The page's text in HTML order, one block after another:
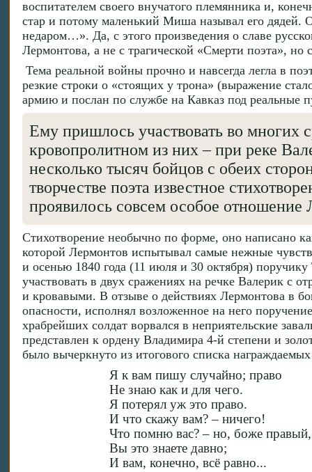
воспитателем своего внучатого племянника и,
стар и потому маленький Миша называл его дядей.
недаром…». Да, с этого произведения о славе
Лермонтова, а не с трагической «Смерти поэта», но
Тема реальной войны прочно и навсегда легла в
резкие строки о «стоящих у трона» (выражение
армию и послан по службе на Кавказ под реальные
Ему пришлось участвовать во многих
кровопролитном из них – при реке
несколько тысяч бойцов с обеих
творчестве поэта известное
проявилось совсем особое отношение
Стихотворение необычно по форме, оно написано
которой Лермонтов испытывал самые нежные
и осенью 1840 года (11 июля и 30 октября)
участвовать в двух сражениях на речке Валерик
и кровавыми. В отзыве о действиях Лермонтова в
опасности, исполнял возложенное на него
храбрейших солдат ворвался в неприятельские
представлен к ордену Владимира 4-й степени и
было вычеркнуто из итогового списка
Я к вам пишу случайно; право
Не знаю как и для чего.
Я потерял уж это право.
И что скажу вам? – ничего!
Что помню вас? – но, боже
Вы это знаете давно;
И вам, конечно, всё равно...